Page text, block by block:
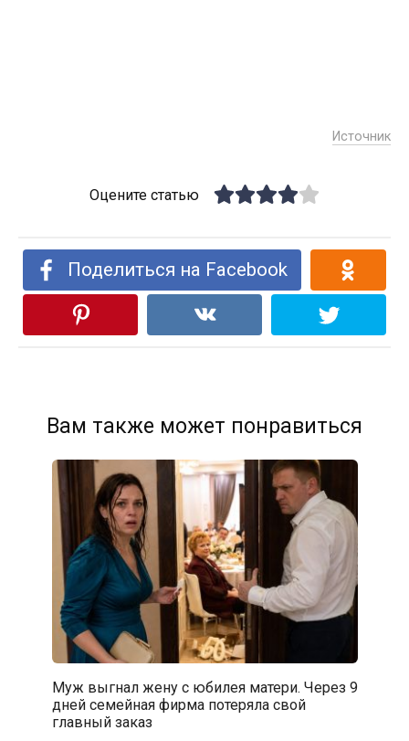
Источник
Оцените статью
Поделиться на Facebook
Вам также может понравиться
Муж выгнал жену с юбилея матери. Через 9
дней семейная фирма потеряла свой
главный заказ